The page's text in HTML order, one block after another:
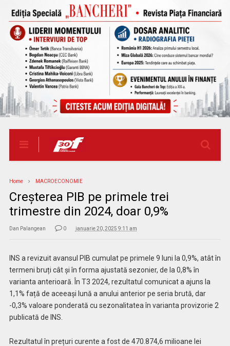
Home MACROECONOMIE
Creșterea PIB pe primele trei
trimestre din 2024, doar 0,9%
Dan Palangean 0 ianuarie 20, 2025 9:11 am
INS a revizuit avansul PIB cumulat pe primele 9 luni la 0,9%, atât în
termeni bruți cât și în forma ajustată sezonier, de la 0,8% în
varianta anterioară. În T3 2024, rezultatul comunicat a ajuns la
1,1% față de aceeași lună a anului anterior pe seria brută, dar
-0,3% valoare ponderată cu sezonalitatea în varianta provizorie 2
publicată de INS.
Rezultatul în prețuri curente a fost de 470.874,6 milioane lei